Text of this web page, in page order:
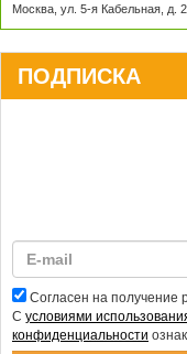
Москва, ул. 5-я Кабельная, д.
ПОДПИСКА
Согласен на получение
С условиями
конфиденциальности